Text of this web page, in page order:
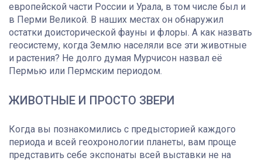
европейской части России и Урала, в том числе был и
в Перми Великой. В наших местах он обнаружил
остатки доисторической фауны и флоры. А как назвать
геосистему, когда Землю населяли все эти животные
и растения? Не долго думая Мурчисон назвал её
Пермью или Пермским периодом.
ЖИВОТНЫЕ И ПРОСТО ЗВЕРИ
Когда вы познакомились с предысторией каждого
периода и всей геохронологии планеты, вам проще
представить себе экспонаты всей выставки не на